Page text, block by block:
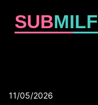
SUBMILF
11/05/2026